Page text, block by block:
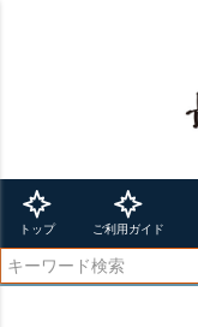
トップ ご利用ガイド